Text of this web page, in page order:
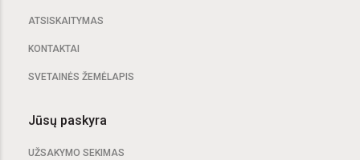
ATSISKAITYMAS
KONTAKTAI
SVETAINĖS ŽEMĖLAPIS
Jūsų paskyra
UŽSAKYMO SEKIMAS